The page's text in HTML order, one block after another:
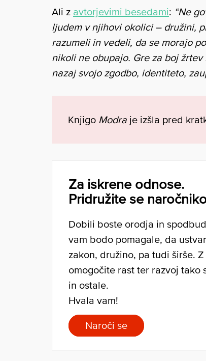
Ali z avtorjevimi besedami: “Ne
ljudem v njihovi okolici – družini,
razumeli in vedeli, da se morajo
nikoli ne obupajo. Gre za boj
nazaj svojo zgodbo, identiteto,
Knjigo Modra je izšla pred
Za iskrene odnose.
Pridružite se
Dobili boste orodja in
vam bodo pomagale, da
zakon, družino, pa tudi širše.
omogočite rast ter razvoj tako
in ostale.
Hvala vam!
Naroči se